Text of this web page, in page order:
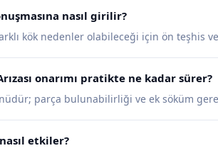
nasıl girilir?
kök nedenler olabileceği için ön teşhis
onarımı pratikte ne kadar sürer?
parça bulunabilirliği ve ek söküm
etkiler?